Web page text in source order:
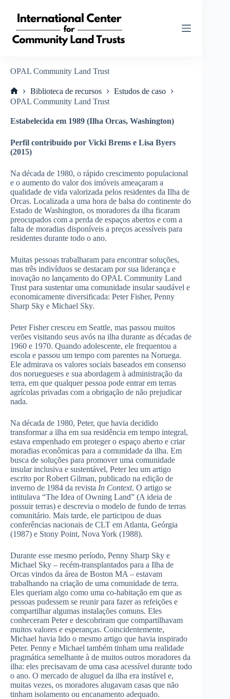
conteúdo
OPAL Community Land Trust
Home
Biblioteca de recursos
Estudos de caso
OPAL Community Land Trust
Estabelecida em 1989 (Ilha Orcas, Washington)
Perfil contribuído por Vicki Brems e Lisa Byers
(2015)
Na década de 1980, o rápido crescimento populacional
e o aumento do valor dos imóveis ameaçaram a
qualidade de vida valorizada pelos residentes da Ilha de
Orcas. Localizada a uma hora de balsa do continente do
Estado de Washington, os moradores da ilha ficaram
preocupados com a perda de espaços abertos e com a
falta de moradias disponíveis a preços acessíveis para
residentes durante todo o ano.
Muitas pessoas trabalharam para encontrar soluções,
mas três indivíduos se destacam por sua liderança e
inovação no lançamento do OPAL Community Land
Trust para sustentar uma comunidade insular saudável e
economicamente diversificada: Peter Fisher, Penny
Sharp Sky e Michael Sky.
Peter Fisher cresceu em Seattle, mas passou muitos
verões visitando seus avós na ilha durante as décadas de
1960 e 1970. Quando adolescente, ele frequentou a
escola e passou um tempo com parentes na Noruega.
Ele admirava os valores sociais baseados em consenso
dos noruegueses e sua abordagem à administração da
terra, em que qualquer pessoa pode entrar em terras
agrícolas privadas com a obrigação de não prejudicar
nada.
Na década de 1980, Peter, que havia decidido
transformar a ilha em sua residência em tempo integral,
estava empenhado em proteger o espaço aberto e criar
moradias econômicas para a comunidade da ilha. Em
busca de soluções para promover uma comunidade
insular inclusiva e sustentável, Peter leu um artigo
escrito por Robert Gilman, publicado na edição de
inverno de 1984 da revista In Context. O artigo se
intitulava “The Idea of Owning Land” (A ideia de
possuir terras) e descrevia o modelo de fundo de terras
comunitário. Mais tarde, ele participou de duas
conferências nacionais de CLT em Atlanta, Geórgia
(1987) e Stony Point, Nova York (1988).
Durante esse mesmo período, Penny Sharp Sky e
Michael Sky – recém-transplantados para a Ilha de
Orcas vindos da área de Boston MA – estavam
trabalhando na criação de uma comunidade de terra.
Eles queriam algo como uma co-habitação em que as
pessoas pudessem se reunir para fazer as refeições e
compartilhar algumas instalações comuns. Eles
conheceram Peter e descobriram que compartilhavam
muitos valores e esperanças. Coincidentemente,
Michael havia lido o mesmo artigo que havia inspirado
Peter. Penny e Michael também tinham uma realidade
pragmática semelhante à de muitos outros moradores da
ilha: eles precisavam de uma casa acessível durante todo
o ano. O mercado de aluguel da ilha era instável e,
muitas vezes, os moradores alugavam casas que não
tinham isolamento ou encanamento adequado.